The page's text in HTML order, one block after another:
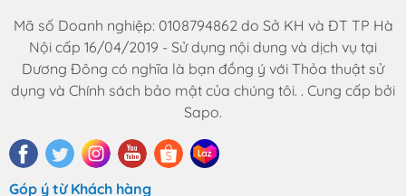
Mã số Doanh nghiệp: 0108794862 do Sở KH và ĐT TP Hà
Nội cấp 16/04/2019 - Sử dụng nội dung và dịch vụ tại
Dương Đông có nghĩa là bạn đồng ý với Thỏa thuật sử
dụng và Chính sách bảo mật của chúng tôi. . Cung cấp bởi
Sapo.
Góp ý từ Khách hàng